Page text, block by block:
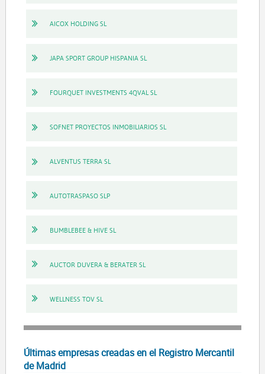
AICOX HOLDING SL
JAPA SPORT GROUP HISPANIA SL
FOURQUET INVESTMENTS 4QVAL SL
SOFNET PROYECTOS INMOBILIARIOS SL
ALVENTUS TERRA SL
AUTOTRASPASO SLP
BUMBLEBEE & HIVE SL
AUCTOR DUVERA & BERATER SL
WELLNESS TOV SL
Últimas empresas creadas en el Registro Mercantil
de Madrid